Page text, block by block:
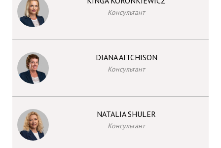
Консультант
DIANA AITCHISON
Консультант
NATALIA SHULER
Консультант